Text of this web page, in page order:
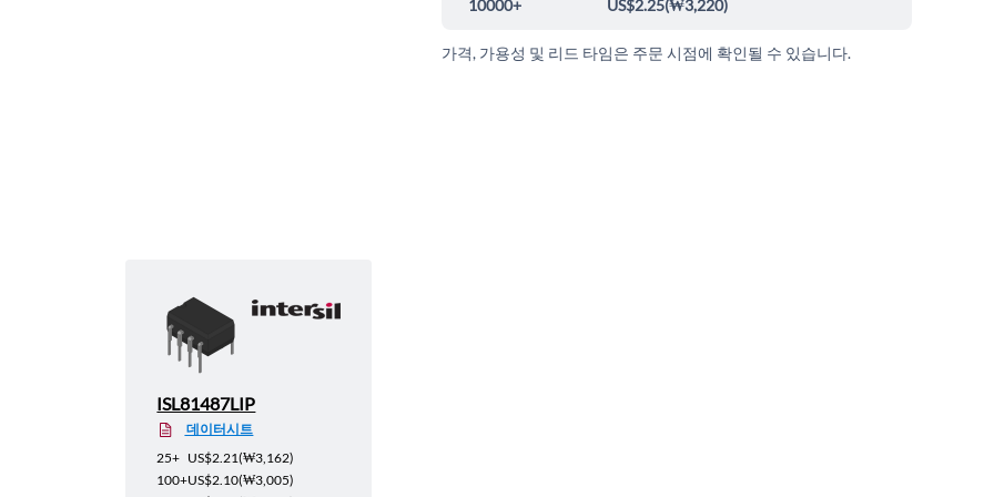
10000+ US$2.25(₩3,220)
가격, 가용성 및 리드 타임은 주문 시점에 확인될 수 있습니다.
ISL81487LIP
데이터시트
25+ US$2.21(₩3,162)
100+US$2.10(₩3,005)